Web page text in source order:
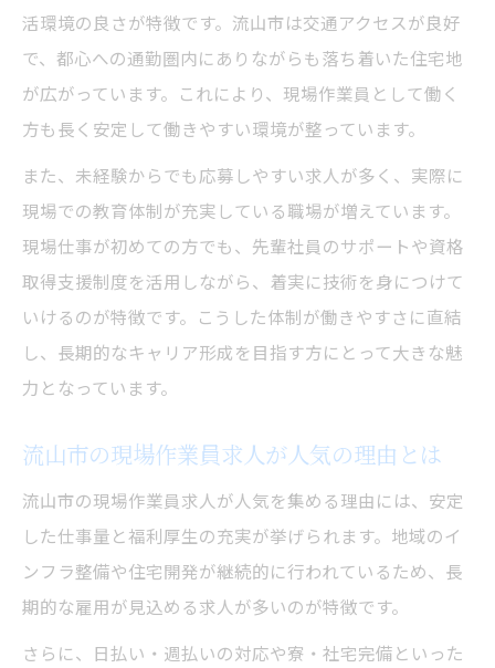
活環境の良さが特徴です。流山市は交通アクセスが良好
で、都心への通勤圏内にありながらも落ち着いた住宅地
が広がっています。これにより、現場作業員として働く
方も長く安定して働きやすい環境が整っています。
また、未経験からでも応募しやすい求人が多く、実際に
現場での教育体制が充実している職場が増えています。
現場仕事が初めての方でも、先輩社員のサポートや資格
取得支援制度を活用しながら、着実に技術を身につけて
いけるのが特徴です。こうした体制が働きやすさに直結
し、長期的なキャリア形成を目指す方にとって大きな魅
力となっています。
流山市の現場作業員求人が人気の理由とは
流山市の現場作業員求人が人気を集める理由には、安定
した仕事量と福利厚生の充実が挙げられます。地域のイ
ンフラ整備や住宅開発が継続的に行われているため、長
期的な雇用が見込める求人が多いのが特徴です。
さらに、日払い・週払いの対応や寮・社宅完備といった